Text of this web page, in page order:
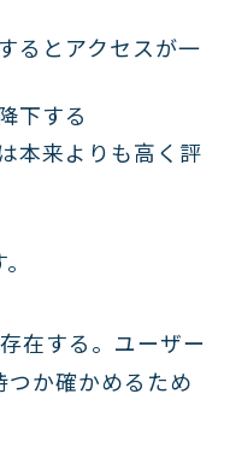
るとアクセスが一
下する
本来よりも高く評
在する。ユーザー
か確かめるため